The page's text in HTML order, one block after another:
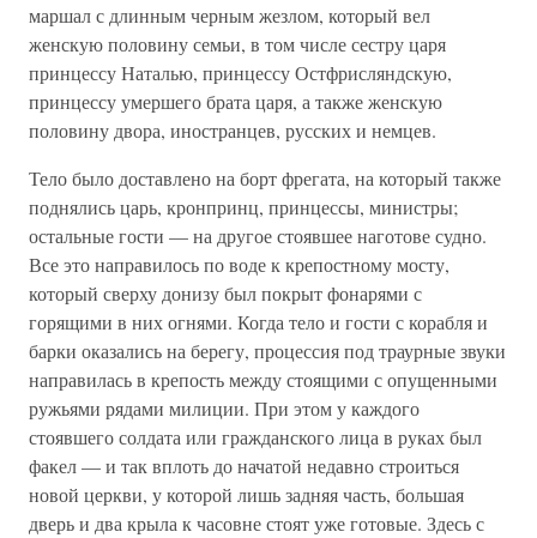
маршал с длинным черным жезлом, который вел
женскую половину семьи, в том числе сестру царя
принцессу Наталью, принцессу Остфрисляндскую,
принцессу умершего брата царя, а также женскую
половину двора, иностранцев, русских и немцев.
Тело было доставлено на борт фрегата, на который также
поднялись царь, кронпринц, принцессы, министры;
остальные гости — на другое стоявшее наготове судно.
Все это направилось по воде к крепостному мосту,
который сверху донизу был покрыт фонарями с
горящими в них огнями. Когда тело и гости с корабля и
барки оказались на берегу, процессия под траурные звуки
направилась в крепость между стоящими с опущенными
ружьями рядами милиции. При этом у каждого
стоявшего солдата или гражданского лица в руках был
факел — и так вплоть до начатой недавно строиться
новой церкви, у которой лишь задняя часть, большая
дверь и два крыла к часовне стоят уже готовые. Здесь с